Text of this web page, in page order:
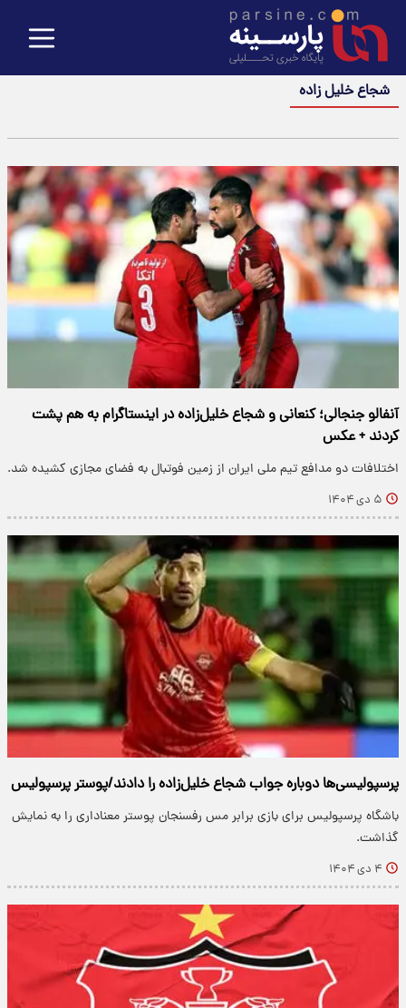
شجاع خلیل زاده
آنفالو جنجالی؛ کنعانی و شجاع خلیل‌زاده در اینستاگرام به هم پشت
کردند + عکس
اختلافات دو مدافع تیم ملی ایران از زمین فوتبال به فضای مجازی کشیده شد.
۵ دی ۱۴۰۴
پرسپولیسی‌ها دوباره جواب شجاع خلیل‌زاده را دادند/پوستر پرسپولیس
باشگاه پرسپولیس برای بازی برابر مس رفسنجان پوستر معناداری را به نمایش
گذاشت.
۴ دی ۱۴۰۴